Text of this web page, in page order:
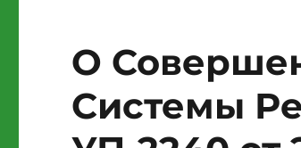
О
Системы